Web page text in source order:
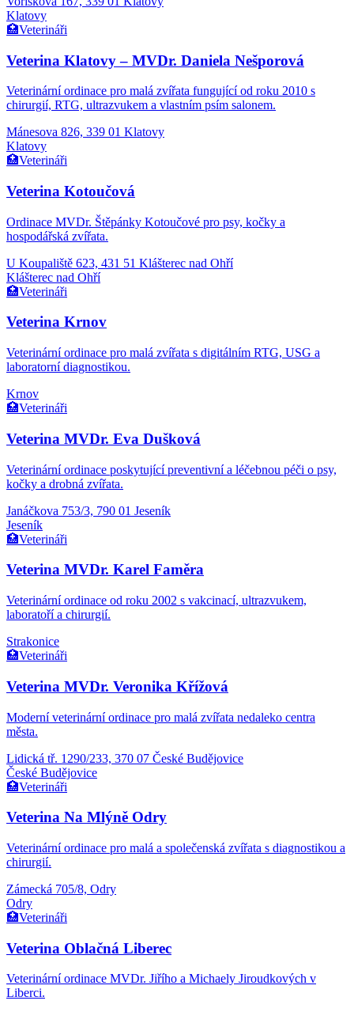
Klatovy
🏥Veterináři
Veterina Klatovy – MVDr. Daniela Nešporová
Veterinární ordinace pro malá zvířata fungující od roku 2010 s
chirurgií, RTG, ultrazvukem a vlastním psím salonem.
Mánesova 826, 339 01 Klatovy
Klatovy
🏥Veterináři
Veterina Kotoučová
Ordinace MVDr. Štěpánky Kotoučové pro psy, kočky a
hospodářská zvířata.
U Koupaliště 623, 431 51 Klášterec nad Ohří
Klášterec nad Ohří
🏥Veterináři
Veterina Krnov
Veterinární ordinace pro malá zvířata s digitálním RTG, USG a
laboratorní diagnostikou.
Krnov
🏥Veterináři
Veterina MVDr. Eva Dušková
Veterinární ordinace poskytující preventivní a léčebnou péči o psy,
kočky a drobná zvířata.
Janáčkova 753/3, 790 01 Jeseník
Jeseník
🏥Veterináři
Veterina MVDr. Karel Faměra
Veterinární ordinace od roku 2002 s vakcinací, ultrazvukem,
laboratoří a chirurgií.
Strakonice
🏥Veterináři
Veterina MVDr. Veronika Křížová
Moderní veterinární ordinace pro malá zvířata nedaleko centra
města.
Lidická tř. 1290/233, 370 07 České Budějovice
České Budějovice
🏥Veterináři
Veterina Na Mlýně Odry
Veterinární ordinace pro malá a společenská zvířata s diagnostikou a
chirurgií.
Zámecká 705/8, Odry
Odry
🏥Veterináři
Veterina Oblačná Liberec
Veterinární ordinace MVDr. Jiřího a Michaely Jiroudkových v
Liberci.